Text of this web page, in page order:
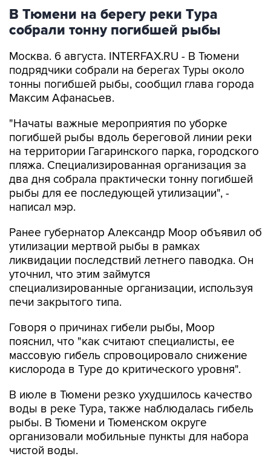
В Тюмени на берегу реки Тура
собрали тонну погибшей рыбы
Москва. 6 августа. INTERFAX.RU - В Тюмени
подрядчики собрали на берегах Туры около
тонны погибшей рыбы, сообщил глава города
Максим Афанасьев.
"Начаты важные мероприятия по уборке
погибшей рыбы вдоль береговой линии реки
на территории Гагаринского парка, городского
пляжа. Специализированная организация за
два дня собрала практически тонну погибшей
рыбы для ее последующей утилизации", -
написал мэр.
Ранее губернатор Александр Моор объявил об
утилизации мертвой рыбы в рамках
ликвидации последствий летнего паводка. Он
уточнил, что этим займутся
специализированные организации, используя
печи закрытого типа.
Говоря о причинах гибели рыбы, Моор
пояснил, что "как считают специалисты, ее
массовую гибель спровоцировало снижение
кислорода в Туре до критического уровня".
В июле в Тюмени резко ухудшилось качество
воды в реке Тура, также наблюдалась гибель
рыбы. В Тюмени и Тюменском округе
организовали мобильные пункты для набора
чистой воды.